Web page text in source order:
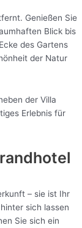
Genießen Sie
Blick bis
des Gartens
der Natur
der Villa
Erlebnis für
– sie ist Ihr
sich lassen
Sie sich ein